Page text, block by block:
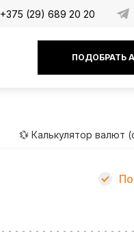
+375 (29) 689 20 20
ПОДОБРАТЬ
💱 Калькулятор валют